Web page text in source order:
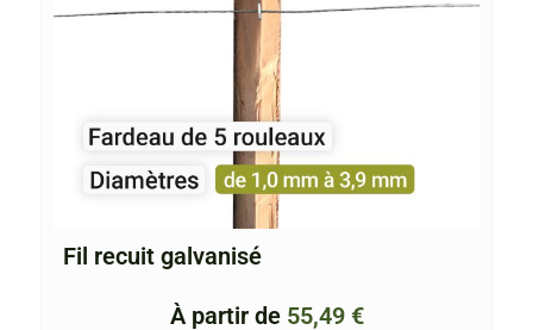
Fil recuit galvanisé
À partir de 55,49 €